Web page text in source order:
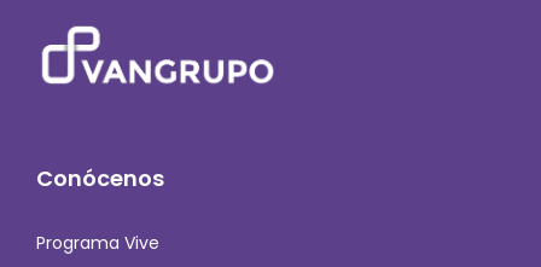
Conócenos
Programa Vive